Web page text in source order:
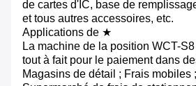
de cartes d'IC, base de
et tous autres accessoires, etc.
Applications de ★
La machine de la position WCT-
tout à fait pour le paiement dans
Magasins de détail ; Frais mobiles